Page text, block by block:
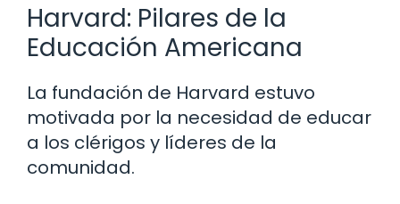
Harvard: Pilares de la
Educación Americana
La fundación de Harvard estuvo
motivada por la necesidad de educar
a los clérigos y líderes de la
comunidad.